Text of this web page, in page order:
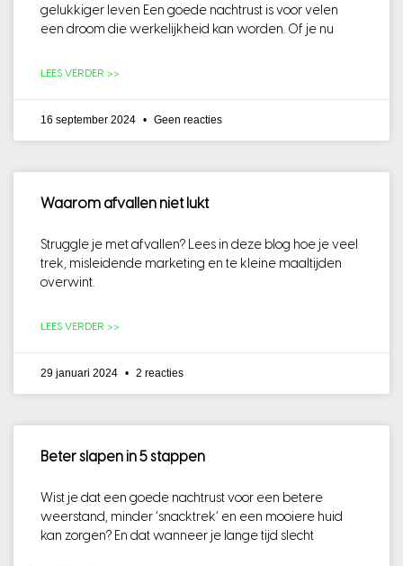
gelukkiger leven Een goede nachtrust is voor velen
een droom die werkelijkheid kan worden. Of je nu
LEES VERDER >>
16 september 2024 Geen reacties
Waarom afvallen niet lukt
Struggle je met afvallen? Lees in deze blog hoe je veel
trek, misleidende marketing en te kleine maaltijden
overwint.
LEES VERDER >>
29 januari 2024 2 reacties
Beter slapen in 5 stappen
Wist je dat een goede nachtrust voor een betere
weerstand, minder ‘snacktrek’ en een mooiere huid
kan zorgen? En dat wanneer je lange tijd slecht